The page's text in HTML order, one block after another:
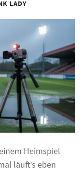
LADY
Heimspiel
läuft’s eben